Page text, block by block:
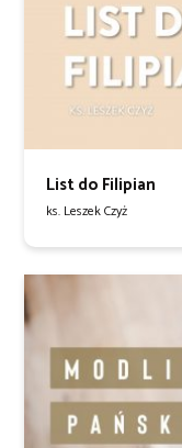
List do Filipian
ks. Leszek Czyż